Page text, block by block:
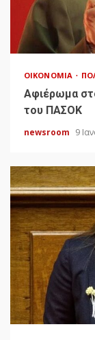
ΟΙΚΟΝΟΜΊΑ
Αφιέρωμα
του ΠΑΣΟΚ
newsroom 9